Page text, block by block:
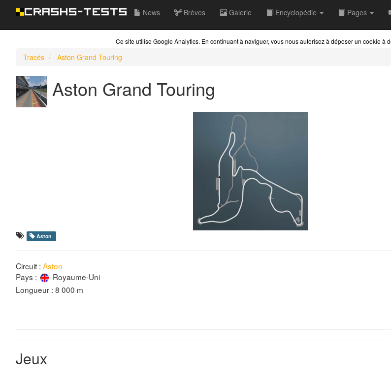
Ce site utilise Google Analytics. En continuant à naviguer, vous nous autorisez à déposer un cookie à
News Brèves Galerie Encyclopédie Pages
Tracés Aston Grand Touring
Aston Grand Touring
Aston
Circuit : Aston
Pays :
Royaume-Uni
Longueur : 8 000 m
Jeux